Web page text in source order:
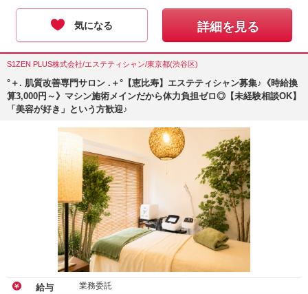
気になる 詳細を見る
S1ZEN PLUS株式会社/エステティシャン/東京都(渋谷区)
°＋. 肌質改善専門サロン .＋°【恵比寿】エステティシャン募集♪《時給換
算3,000円～》マシン施術メインだから体力負担ゼロ◎【未経験相談OK】
「美容が好き」という方歓迎♪
給与 業務委託